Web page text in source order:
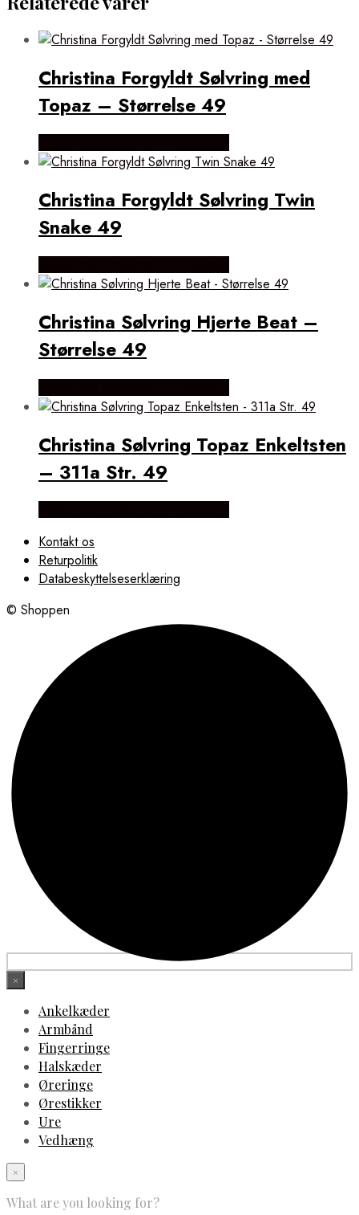
Christina Forgyldt Sølvring med
Topaz – Størrelse 49
Christina Forgyldt Sølvring Twin
Snake 49
Christina Sølvring Hjerte Beat –
Størrelse 49
Christina Sølvring Topaz Enkeltsten
– 311a Str. 49
Kontakt os
Returpolitik
Databeskyttelseserklæring
© Shoppen
×
Ankelkæder
Armbånd
Fingerringe
Halskæder
Øreringe
Ørestikker
Ure
Vedhæng
×
What are you looking for?